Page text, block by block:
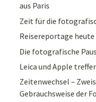
aus Paris
Zeit für die
Reisereportage heute
Die fotografische
Leica und Apple
Zeitenwechsel –
Gebrauchsweise der